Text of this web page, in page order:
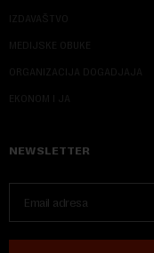
IZDAVAŠTVO
MEDIJSKE OBUKE
ORGANIZACIJA DOGADJAJA
EKONOM I JA
NEWSLETTER